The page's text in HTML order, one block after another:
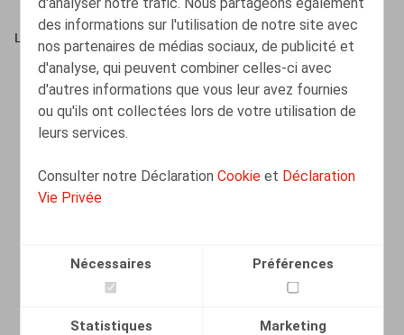
des informations sur l'utilisation de notre site avec
nos partenaires de médias sociaux, de publicité et
d'analyse, qui peuvent combiner celles-ci avec
d'autres informations que vous leur avez fournies
ou qu'ils ont collectées lors de votre utilisation de
leurs services.
Consulter notre DéclarationCookie et Déclaration
Vie Privée
Nécessaires Préférences
Statistiques Marketing
LIRE PLUS